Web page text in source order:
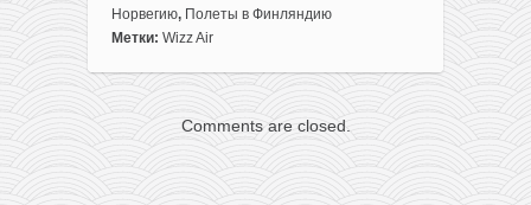
Весной
из
в
Скандинавские
страны
всего
Норвегию, Полеты в Финляндию
Метки: Wizz Air
Comments are closed.